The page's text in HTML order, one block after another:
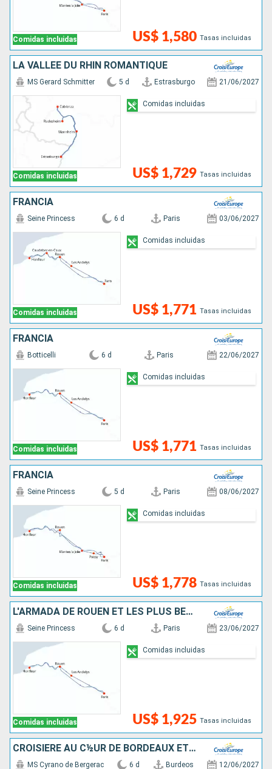
Comidas incluidas US$ 1,580 Tasas incluidas
LA VALLÉE DU RHIN ROMANTIQUE
Comidas incluidas
MS Gerard Schmitter 5 d Estrasburgo 21/06/2027
US$ 1,729 Tasas incluidas
Comidas incluidas
FRANCIA
Comidas incluidas
Seine Princess 6 d Paris 03/06/2027
US$ 1,771 Tasas incluidas
Comidas incluidas
FRANCIA
Comidas incluidas
Botticelli 6 d Paris 22/06/2027
US$ 1,771 Tasas incluidas
Comidas incluidas
FRANCIA
Comidas incluidas
Seine Princess 5 d Paris 08/06/2027
US$ 1,778 Tasas incluidas
Comidas incluidas
L'ARMADA DE ROUEN ET LES PLUS BELLES ESCALES DE LA VALLÉE DE LA SEINE
Comidas incluidas
Seine Princess 6 d Paris 23/06/2027
US$ 1,925 Tasas incluidas
Comidas incluidas
CROISIÈRE AU C½UR DE BORDEAUX ET SA RÉGION : ITINÉRAIRE DÉCOUVERTE
MS Cyrano de Bergerac 6 d Burdeos 12/06/2027